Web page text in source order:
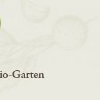
Garten